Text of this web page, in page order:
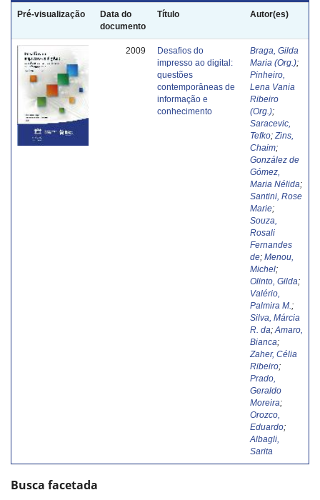
Pré-visualização
Data do
documento
Título Autor(es)
2009
Desafios do
impresso ao digital:
questões
contemporâneas de
informação e
conhecimento
Braga, Gilda
Maria (Org.);
Pinheiro,
Lena Vania
Ribeiro
(Org.);
Saracevic,
Tefko; Zins,
Chaim;
González de
Gómez,
Maria Nélida;
Santini, Rose
Marie;
Souza,
Rosali
Fernandes
de; Menou,
Michel;
Olinto, Gilda;
Valério,
Palmira M. ;
Silva, Márcia
R. da; Amaro,
Bianca;
Zaher, Célia
Ribeiro;
Prado,
Geraldo
Moreira;
Orozco,
Eduardo;
Albagli,
Sarita
Busca facetada